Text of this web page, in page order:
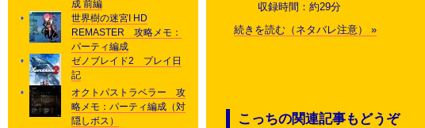
収録時間：約29分
続きを読む（ネタバレ注意） »
こっちの関連記事もどうぞ
成 前編
世界樹の迷宮I HD
REMASTER 攻略メモ：
パーティ編成
ゼノブレイド2 プレイ日
記
オクトパストラベラー 攻
略メモ：パーティ編成（対
隠しボス）